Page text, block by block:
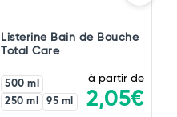
Listerine Bain de Bouche
Total Care
500 ml
250 ml
95 ml
à partir de
2,05€